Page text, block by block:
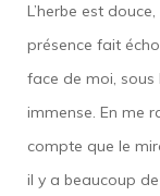
L’herbe est
présence fait
face de moi, sous
immense. En me
compte que le
il y a beaucoup